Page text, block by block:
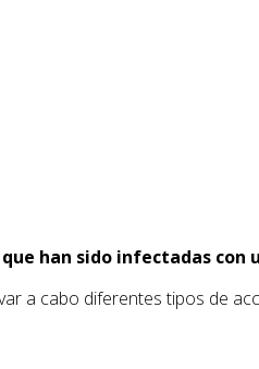
han sido infectadas con
a cabo diferentes tipos de